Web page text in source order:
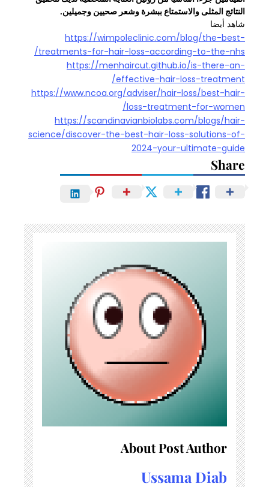
النتائج المثلى والاستمتاع ببشرة وشعر صحيين وجميلين.
شاهد أيضا
https://wimpoleclinic.com/blog/the-best-
treatments-for-hair-loss-according-to-the-nhs/
https://menhaircut.github.io/is-there-an-
effective-hair-loss-treatment/
https://www.ncoa.org/adviser/hair-loss/best-hair-
loss-treatment-for-women/
https://scandinavianbiolabs.com/blogs/hair-
science/discover-the-best-hair-loss-solutions-of-
2024-your-ultimate-guide
Share
About Post Author
Ussama Diab